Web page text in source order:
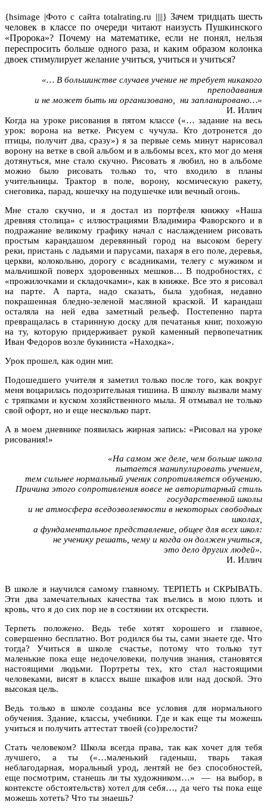
{hsimage |Фото с сайта totalrating.ru ||||} Зачем тридцать шесть
человек в классе по очереди читают наизусть Пушкинского
«Пророка»? Почему на математике, если не понял, нельзя
переспросить больше одного раза, и каким образом колонка
двоек стимулирует желание учиться, учиться и учиться?
«… В большинстве случаев учение не требует никакого
преподавания
и не может быть ни организовано, ни запланировано…»
И. Иллич
Когда на уроке рисования в пятом классе («… задание на весь
урок: ворона на ветке. Рисуем с чучула. Кто дотронется до
птицы, получит два, сразу») я за первые семь минут нарисовал
ворону на ветке в свой альбом и в альбомы всех, кто мог до меня
дотянуться, мне стало скучно. Рисовать я любил, но в альбоме
можно было рисовать только то, что входило в планы
учительницы. Трактор в поле, ворону, космическую ракету,
снеговика, парад, кошечку на подушечке или вечный огонь.
Мне стало скучно, и я достал из портфеля книжку «Наша
древняя столица» с иллюстрациями Владимира Фаворского и в
подражание великому графику начал с наслаждением рисовать
простым карандашом деревянный город на высоком берегу
реки, пристань с ладьями и парусами, пахаря в его поле, деревья,
церкви, колокольню, дорогу с всадниками, телегу с мужиком и
мальчишкой поверх здоровенных мешков… В подробностях, с
«прожилочками и складочками», как в книжке. Все это я рисовал
на парте. А парта, надо сказать, была удобная, недавно
покрашенная бледно-зеленой масляной краской. И карандаш
осталяла на ней едва заметный рельеф. Постепенно парта
превращалась в старинную доску для печатанья книг, похожую
на ту, которую придерживает рукой каменный первопечатник
Иван Федоров возле букиниста «Находка».
Урок прошел, как один миг.
Подошедшего учителя я заметил только после того, как вокруг
меня воцарилась подозрительная тишина. В школу вызвали маму
с тряпками и куском хозяйственного мыла. Я отмывал не только
свой офорт, но и еще несколько парт.
А в моем дневнике появилась жирная запись: «Рисовал на уроке
рисования!»
«На самом же деле, чем больше школа
пытается манипулировать учением,
тем сильнее нормальный ученик сопротивляется обучению.
Причина этого сопротивления вовсе не авторитарный стиль
государственной школы
и не атмосфера вседозволенности в некоторых свободных
школах,
а фундаментальное представление, общее для всех школ:
не ученику решать, чему и когда он должен учиться,
это дело других людей».
И. Иллич
В школе я научился самому главному. ТЕРПЕТЬ и СКРЫВАТЬ.
Эти два замечательных качества так въелись в мою плоть и
кровь, что я до сих пор не в состянии их отскрести.
Терпеть положено. Ведь тебе хотят хорошего и главное,
совершенно бесплатно. Вот родился бы ты, сами знаете где. Что
тогда? Учиться в школе счастье, потому что только тут
маленькие пока еще недочеловеки, получив знания, становятся
настоящими людьми. Портреты тех, кто стал настоящими
человеками, висят в классх выше шкафов или над доской. Это
высокая цель.
Ведь только в школе созданы все условия для нормального
обучения. Здание, классы, учебники. Где и как еще ты можешь
учиться и получить аттестат твоей (со)зрелости?
Стать человеком? Школа всегда права, так как хочет для тебя
лучшего, а ты («…маленький гаденыш, тварь такая
неблагодарная, моральный урод, лентяй не без способностей,
еще посмотрим, станешь ли ты художником…» — на выбор, в
контексте обстоятельств) хотел для себя…, да чего ты пока еще
можешь хотеть? Что ты знаешь?